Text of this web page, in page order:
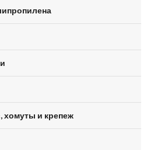
хомуты и крепеж